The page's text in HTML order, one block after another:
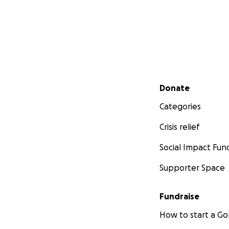
Secondary menu
Donate
Categories
Crisis relief
Social Impact
Supporter Space
Fundraise
How to start a